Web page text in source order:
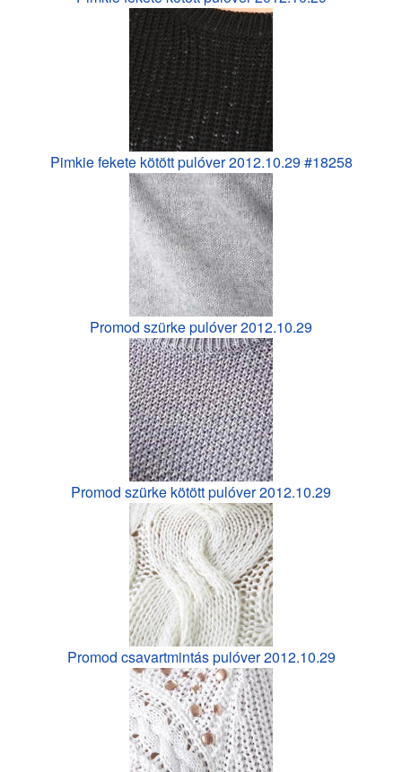
Pimkie fekete kötött pulóver 2012.10.29 #18258
Promod szürke pulóver 2012.10.29
Promod szürke kötött pulóver 2012.10.29
Promod csavartmintás pulóver 2012.10.29